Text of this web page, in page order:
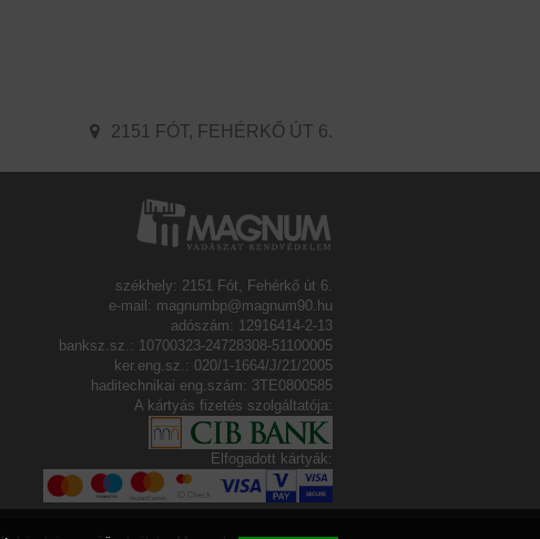
2151 FÓT, FEHÉRKŐ ÚT 6.
székhely: 2151 Fót, Fehérkő út 6.
e-mail: magnumbp@magnum90.hu
adószám: 12916414-2-13
banksz.sz.: 10700323-24728308-51100005
ker.eng.sz.: 020/1-1664/J/21/2005
haditechnikai eng.szám: 3TE0800585
A kártyás fizetés szolgáltatója:
Elfogadott kártyák: